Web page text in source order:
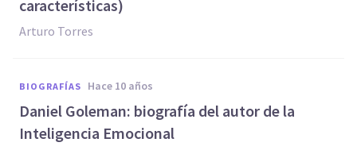
características)
Arturo Torres
BIOGRAFÍAS hace 10 años
Daniel Goleman: biografía del autor de la
Inteligencia Emocional